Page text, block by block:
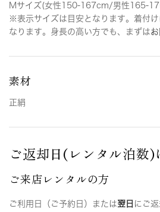
Mサイズ(女性150-167cm/男性165-
※表示サイズは目安となります。着付
なります。身長の高い方でも、まずは
素材
正絹
ご返却日(レンタル泊数)
ご来店レンタルの方
ご利用日（ご予約日）または翌日 にご